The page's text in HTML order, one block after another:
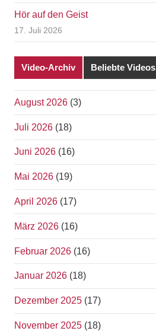
Hör auf den Geist
17. Juli 2026
Video-Archiv Beliebte Videos
August 2026 (3)
Juli 2026 (18)
Juni 2026 (16)
Mai 2026 (19)
April 2026 (17)
März 2026 (16)
Februar 2026 (16)
Januar 2026 (18)
Dezember 2025 (17)
November 2025 (18)